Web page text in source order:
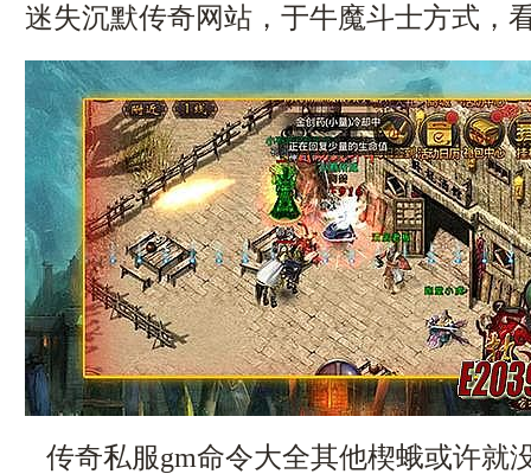
迷失沉默传奇网站，于牛魔斗士方式，
传奇私服gm命令大全其他楔蛾或许就